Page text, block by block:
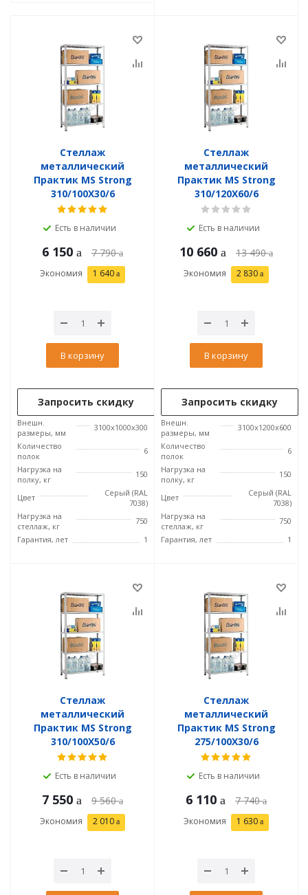
Стеллаж
металлический
Практик MS Strong
310/100X30/6
Есть в наличии
6 150 7 790
Экономия 1 640
В корзину
Запросить скидку
Внешн.
размеры, мм
3100x1000x300
Количество
полок
6
Нагрузка на
полку, кг
150
Цвет
Серый (RAL
7038)
Нагрузка на
стеллаж, кг
750
Гарантия, лет
1
Стеллаж
металлический
Практик MS Strong
310/120X60/6
Есть в наличии
10 660 13 490
Экономия 2 830
В корзину
Запросить скидку
Внешн.
размеры, мм
3100x1200x600
Количество
полок
6
Нагрузка на
полку, кг
150
Цвет
Серый (RAL
7038)
Нагрузка на
стеллаж, кг
750
Гарантия, лет
1
Стеллаж
металлический
Практик MS Strong
310/100X50/6
Есть в наличии
7 550 9 560
Экономия 2 010
Стеллаж
металлический
Практик MS Strong
275/100X30/6
Есть в наличии
6 110 7 740
Экономия 1 630